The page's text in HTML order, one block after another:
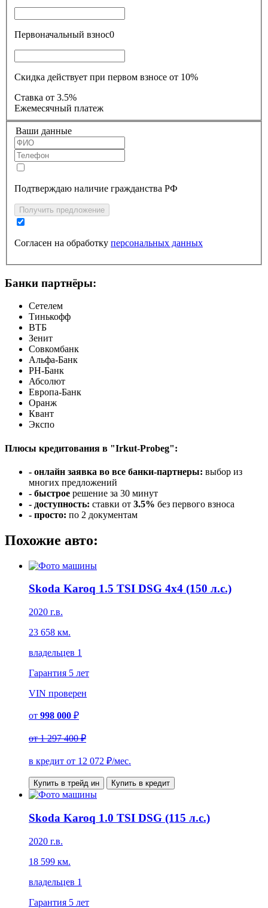
Первоначальный взнос0
Скидка действует при первом взносе от 10%
Ставка
от 3.5%
Ежемесячный платеж
Ваши данные
Подтверждаю наличие гражданства РФ
Получить предложение
Согласен на обработку персональных данных
Банки партнёры:
Сетелем
Тинькофф
ВТБ
Зенит
Совкомбанк
Альфа-Банк
РН-Банк
Абсолют
Европа-Банк
Оранж
Квант
Экспо
Плюсы кредитования в "Irkut-Probeg":
- онлайн заявка во все банки-партнеры: выбор из
многих предложений
- быстрое решение за 30 минут
- доступность: ставки от 3.5% без первого взноса
- просто: по 2 документам
Похожие авто:
Skoda Karoq 1.5 TSI DSG 4x4 (150 л.с.)
2020 г.в.
23 658 км.
владельцев 1
Гарантия 5 лет
VIN проверен
от 998 000 ₽
от1 297 400 ₽
в кредит от 12 072 ₽/мес.
Купить в трейд ин Купить в кредит
Skoda Karoq 1.0 TSI DSG (115 л.с.)
2020 г.в.
18 599 км.
владельцев 1
Гарантия 5 лет